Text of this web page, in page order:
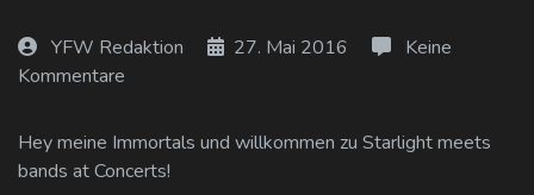
Log Out
YFW Redaktion 27. Mai 2016
Keine
Kommentare
Hey meine Immortals und willkommen zu Starlight meets
bands at Concerts!